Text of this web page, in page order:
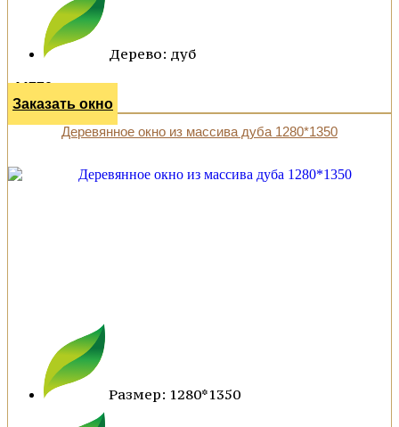
Дерево: дуб
44770 р.
Заказать окно
Деревянное окно из массива дуба 1280*1350
Размер: 1280*1350